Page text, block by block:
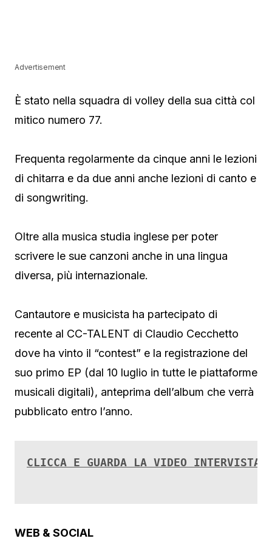
Advertisement
È stato nella squadra di volley della sua città col
mitico numero 77.
Frequenta regolarmente da cinque anni le lezioni
di chitarra e da due anni anche lezioni di canto e
di songwriting.
Oltre alla musica studia inglese per poter
scrivere le sue canzoni anche in una lingua
diversa, più internazionale.
Cantautore e musicista ha partecipato di
recente al CC-TALENT di Claudio Cecchetto
dove ha vinto il “contest” e la registrazione del
suo primo EP (dal 10 luglio in tutte le piattaforme
musicali digitali), anteprima dell’album che verrà
pubblicato entro l’anno.
CLICCA E GUARDA LA VIDEO INTERVISTA
WEB & SOCIAL